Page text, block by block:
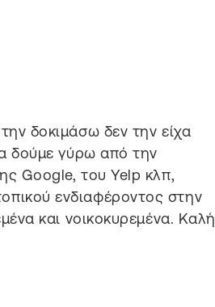
δοκιμάσω δεν την είχα
δούμε γύρω από την
Google, του Yelp κλπ,
ενδιαφέροντος στην
και νοικοκυρεμένα. Καλή